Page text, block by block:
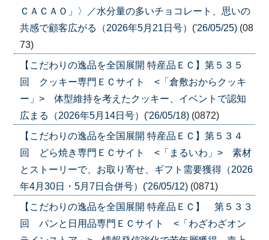
ＣＡＣＡＯ」〉／水分量の多いチョコレート、思いの
共感で顧客広がる（2026年5月21日号）('26/05/25) (08
73)
【こだわりの逸品を全国展開 特産品ＥＣ】第５３５
回 クッキー専門ＥＣサイト <「倉敷おからクッキ
ー」> 体型維持を考えたクッキー、イベントで認知
広まる（2026年5月14日号）('26/05/18) (0872)
【こだわりの逸品を全国展開 特産品ＥＣ】第５３４
回 どら焼き専門ＥＣサイト <「まるいわ」> 素材
とストーリーで、お取り寄せ、ギフト需要獲得（2026
年4月30日・5月7日合併号）('26/05/12) (0871)
【こだわりの逸品を全国展開 特産品ＥＣ】 第５３３
回 パンと日用品専門ＥＣサイト <「わざわざオン